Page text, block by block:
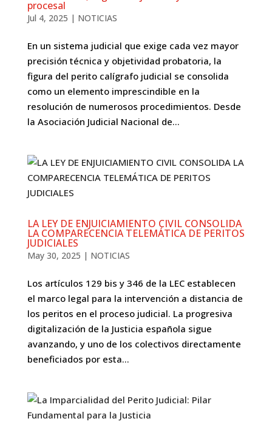
procesal
Jul 4, 2025 | NOTICIAS
En un sistema judicial que exige cada vez mayor
precisión técnica y objetividad probatoria, la
figura del perito calígrafo judicial se consolida
como un elemento imprescindible en la
resolución de numerosos procedimientos. Desde
la Asociación Judicial Nacional de...
LA LEY DE ENJUICIAMIENTO CIVIL CONSOLIDA
LA COMPARECENCIA TELEMÁTICA DE PERITOS
JUDICIALES
May 30, 2025 | NOTICIAS
Los artículos 129 bis y 346 de la LEC establecen
el marco legal para la intervención a distancia de
los peritos en el proceso judicial. La progresiva
digitalización de la Justicia española sigue
avanzando, y uno de los colectivos directamente
beneficiados por esta...